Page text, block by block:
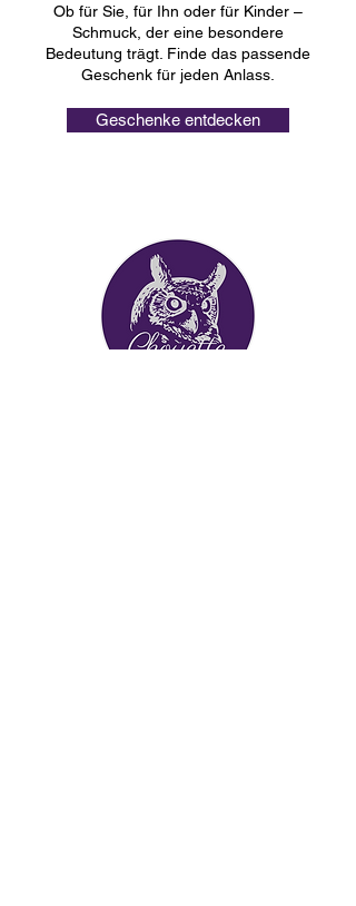
Ob für Sie, für Ihn oder für Kinder –
Schmuck, der eine besondere
Bedeutung trägt. Finde das passende
Geschenk für jeden Anlass.
Geschenke entdecken